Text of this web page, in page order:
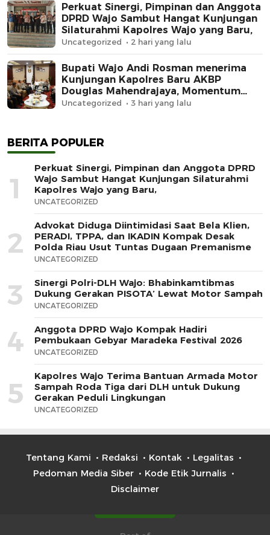
Perkuat Sinergi, Pimpinan dan Anggota
DPRD Wajo Sambut Hangat Kunjungan
Silaturahmi Kapolres Wajo yang Baru,
Uncategorized 2 hari yang lalu
Bupati Wajo Andi Rosman menerima
Kunjungan Kapolres Baru AKBP
Douglas Mahendrajaya, Momentum
Memperkuat Sinergi
Uncategorized 3 hari yang lalu
BERITA POPULER
1
Perkuat Sinergi, Pimpinan dan Anggota DPRD
Wajo Sambut Hangat Kunjungan Silaturahmi
Kapolres Wajo yang Baru,
UNCATEGORIZED
2
Advokat Diduga Diintimidasi Saat Bela Klien,
PERADI, TPPA, dan IKADIN Kompak Desak
Polda Riau Usut Tuntas Dugaan Premanisme
UNCATEGORIZED
3
Sinergi Polri-DLH Wajo: Bhabinkamtibmas
Dukung Gerakan PISOTA’ Lewat Motor Sampah
UNCATEGORIZED
4
Anggota DPRD Wajo Kompak Hadiri
Pembukaan Gebyar Maradeka Festival 2026
UNCATEGORIZED
5
Kapolres Wajo Terima Bantuan Armada Motor
Sampah Roda Tiga dari DLH untuk Dukung
Gerakan Peduli Lingkungan
UNCATEGORIZED
Tentang Kami Redaksi Kontak
Legalitas
Pedoman Media Siber
Kode Etik Jurnalis
Disclaimer